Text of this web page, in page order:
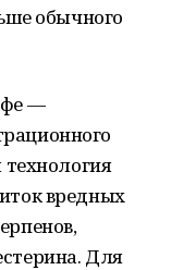
обычного
—
вредных
Для